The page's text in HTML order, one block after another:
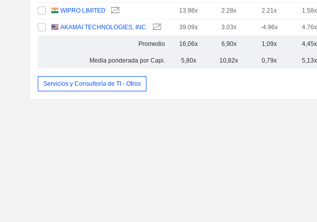
WIPRO LIMITED 13.98x 2.28x 2.21x 1.58x
AKAMAI TECHNOLOGIES, INC. 39.09x 3.03x -4.96x 4.76x
Promedio 16,06x 6,90x 1,09x 4,45x
Media ponderada por Capi. 5,80x 10,82x 0,79x 5,13x
Servicios y Consultoría de TI - Otros